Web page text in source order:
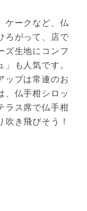
ケークなど、仏
ろがって、店で
ズ生地にコンフ
も人気です。
ップは常連のお
、仏手柑シロッ
ラス席で仏手柑
き飛びそう！